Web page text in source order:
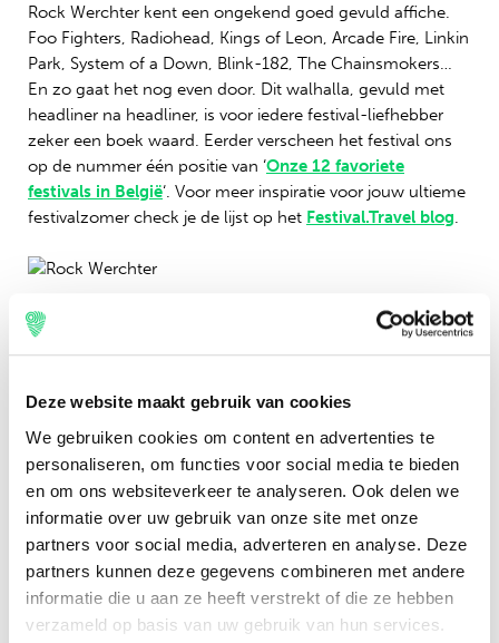
Deze website maakt gebruik van cookies
We gebruiken cookies om content en advertenties te
personaliseren, om functies voor social media te bieden
en om ons websiteverkeer te analyseren. Ook delen we
informatie over uw gebruik van onze site met onze
partners voor social media, adverteren en analyse. Deze
partners kunnen deze gegevens combineren met andere
informatie die u aan ze heeft verstrekt of die ze hebben
verzameld op basis van uw gebruik van hun services.
Rock Werchter kent een ongekend goed gevuld affiche.
Foo Fighters, Radiohead, Kings of Leon, Arcade Fire, Linkin
Park, System of a Down, Blink-182, The Chainsmokers…
En zo gaat het nog even door. Dit walhalla, gevuld met
headliner na headliner, is voor iedere festival-liefhebber
zeker een boek waard. Eerder verscheen het festival ons
op de nummer één positie van ‘Onze 12 favoriete
festivals in België‘. Voor meer inspiratie voor jouw ultieme
festivalzomer check je de lijst op het Festival.Travel blog
Om alvast in de stemming te komen hebben wij voor jou
afspeellijst in elkaar gezet.
Tickets en de Rock Werchter Bus
Rock Werchter 2017 vindt plaats van 29 juni t/m 2 juli.
Tickets voor het festival gaan over de toonbank voor 236
euro. Ook dit jaar verzorgen wij weer busreizen vanuit
heel Nederland naar het Belgische Werchter. Tickets en
data vind je op deRock Werchter Bus pagina . Overige
informatie over tickets, de line-up en verblijf is te vinden
op onzeRock Werchter pagina.